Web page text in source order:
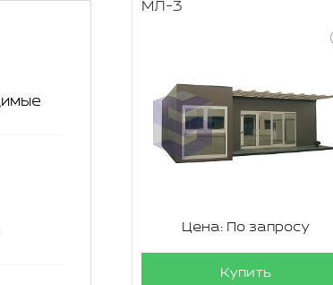
МЛ-3
Цена: По запросу
Купить